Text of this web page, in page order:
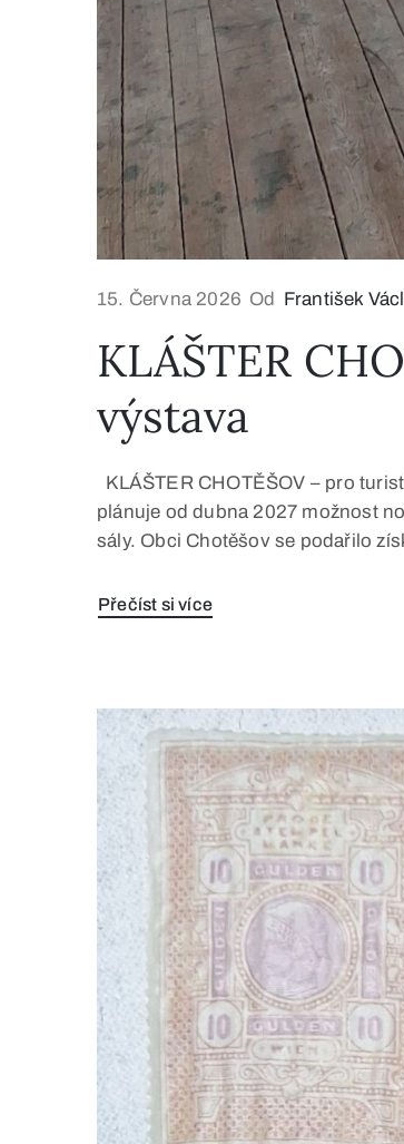
15. Června 2026 Od František
KLÁŠTER
výstava
KLÁŠTER CHOTĚŠOV – pro
plánuje od dubna 2027 možnost
sály. Obci Chotěšov se podařilo
Přečíst si více